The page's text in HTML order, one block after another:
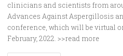
clinicians and scientists from
Advances Against Aspergillosis
conference, which will be virtual
February, 2022. >>read more